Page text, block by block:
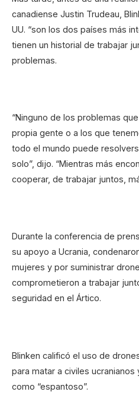
canadiense Justin Trudeau,
UU. “son los dos países más
tienen un historial de trabajar
problemas.
“Ninguno de los problemas
propia gente o a los que
todo el mundo puede
solo”, dijo. “Mientras más
cooperar, de trabajar juntos,
Durante la conferencia de
su apoyo a Ucrania,
mujeres y por suministrar
comprometieron a trabajar
seguridad en el Ártico.
Blinken calificó el uso de
para matar a civiles
como “espantoso”.